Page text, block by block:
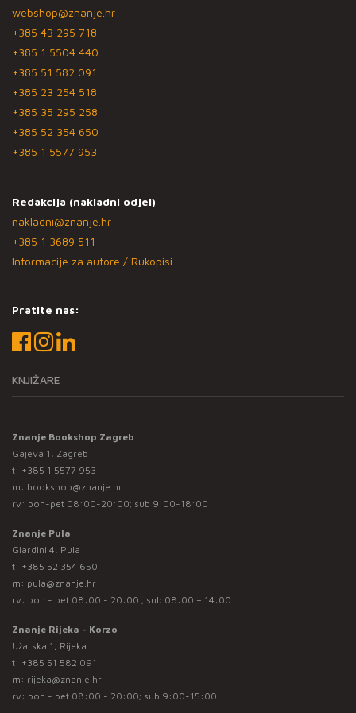
webshop@znanje.hr
+385 43 295 718
+385 1 5504 440
+385 51 582 091
+385 23 254 518
+385 35 295 258
+385 52 354 650
+385 1 5577 953
Redakcija (nakladni odjel)
nakladni@znanje.hr
+385 1 3689 511
Informacije za autore / Rukopisi
Pratite nas:
KNJIŽARE
Znanje Bookshop Zagreb
Gajeva 1, Zagreb
t: +385 1 5577 953
m: bookshop@znanje.hr
rv: pon-pet 08:00-20:00; sub 9:00-18:00
Znanje Pula
Giardini 4, Pula
t: +385 52 354 650
m: pula@znanje.hr
rv: pon - pet 08:00 - 20:00 ; sub 08:00 – 14:00
Znanje Rijeka - Korzo
Užarska 1, Rijeka
t: +385 51 582 091
m: rijeka@znanje.hr
rv: pon - pet 08:00 - 20:00; sub 9:00-15:00